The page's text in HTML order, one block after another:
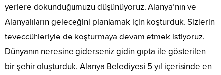
yerlere dokunduğumuzu düşünüyoruz. Alanya’nın ve
Alanyalıların geleceğini planlamak için koşturduk. Sizlerin
teveccühleriyle de koşturmaya devam etmek istiyoruz.
Dünyanın neresine giderseniz gidin gıpta ile gösterilen
bir şehir oluşturduk. Alanya Belediyesi 5 yıl içerisinde en